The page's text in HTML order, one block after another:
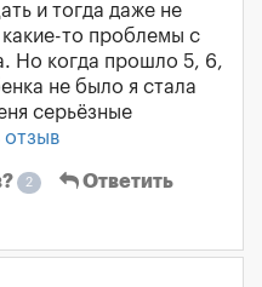
и тогда даже не
то проблемы с
Но когда прошло 5, 6,
не было я стала
серьёзные
отзыв
2 Ответить